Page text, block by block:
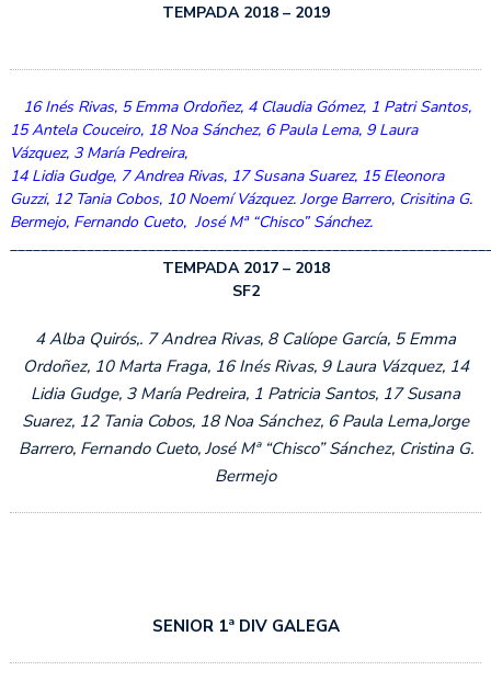
TEMPADA 2018 – 2019
16 Inés Rivas, 5 Emma Ordoñez, 4 Claudia Gómez, 1 Patri Santos,
15 Antela Couceiro, 18 Noa Sánchez, 6 Paula Lema, 9 Laura
Vázquez, 3 María Pedreira,
14 Lidia Gudge, 7 Andrea Rivas, 17 Susana Suarez, 15 Eleonora
Guzzi, 12 Tania Cobos, 10 Noemí Vázquez. Jorge Barrero, Crisitina G.
Bermejo, Fernando Cueto, José Mª “Chisco” Sánchez.
TEMPADA 2017 – 2018
SF2
4 Alba Quirós,. 7 Andrea Rivas, 8 Calíope García, 5 Emma
Ordoñez, 10 Marta Fraga, 16 Inés Rivas, 9 Laura Vázquez, 14
Lidia Gudge, 3 María Pedreira, 1 Patricia Santos, 17 Susana
Suarez, 12 Tania Cobos, 18 Noa Sánchez, 6 Paula Lema,Jorge
Barrero, Fernando Cueto, José Mª “Chisco” Sánchez, Cristina G.
Bermejo
SENIOR 1ª DIV GALEGA